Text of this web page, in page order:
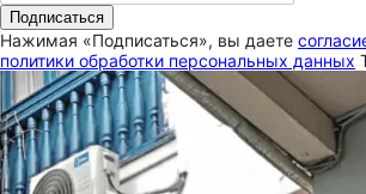
Подписаться
Нажимая «Подписаться», вы даете
политики обработки персональных данных